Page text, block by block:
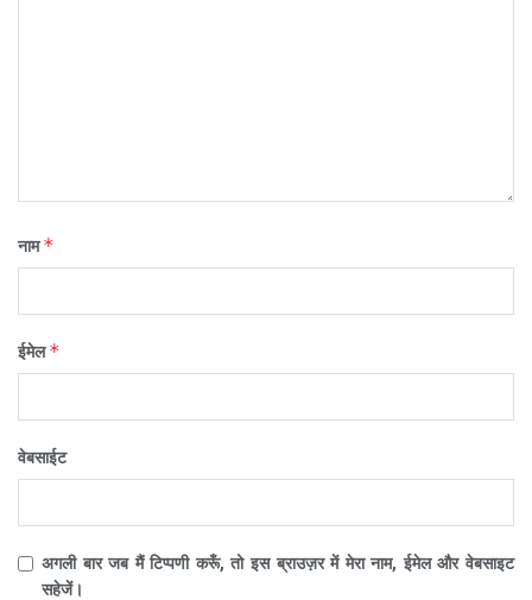
नाम*
ईमेल*
वेबसाईट
अगली बार जब मैं टिप्पणी करूँ, तो इस ब्राउज़र में मेरा नाम, ईमेल और वेबसाइट
सहेजें।